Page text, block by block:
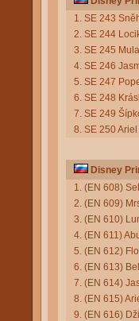
1. SE 243
2. SE 244
3. SE 245
4. SE 246
5. SE 247
6. SE 248
7. SE 249
8. SE 250
Disney
1. (EN 608)
2. (EN 609)
3. (EN 610)
4. (EN 611)
5. (EN 612)
6. (EN 613)
7. (EN 614)
8. (EN 615)
9. (EN 616)